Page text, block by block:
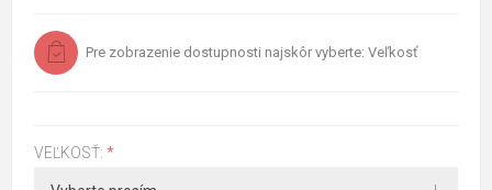
Pre zobrazenie dostupnosti najskôr vyberte: Veľkosť
VEĽKOSŤ: *